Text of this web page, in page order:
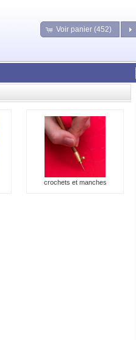
Voir panier (452)
crochets et manches